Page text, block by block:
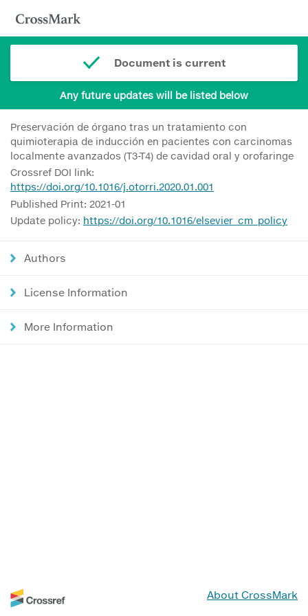
Document is current
Any future updates will be listed below
Preservación de órgano tras un tratamiento con
quimioterapia de inducción en pacientes con carcinomas
localmente avanzados (T3-T4) de cavidad oral y orofaringe
Crossref DOI link:
https://doi.org/10.1016/j.otorri.2020.01.001
Published Print: 2021-01
Update policy: https://doi.org/10.1016/elsevier_cm_policy
Authors
License Information
More Information
About CrossMark